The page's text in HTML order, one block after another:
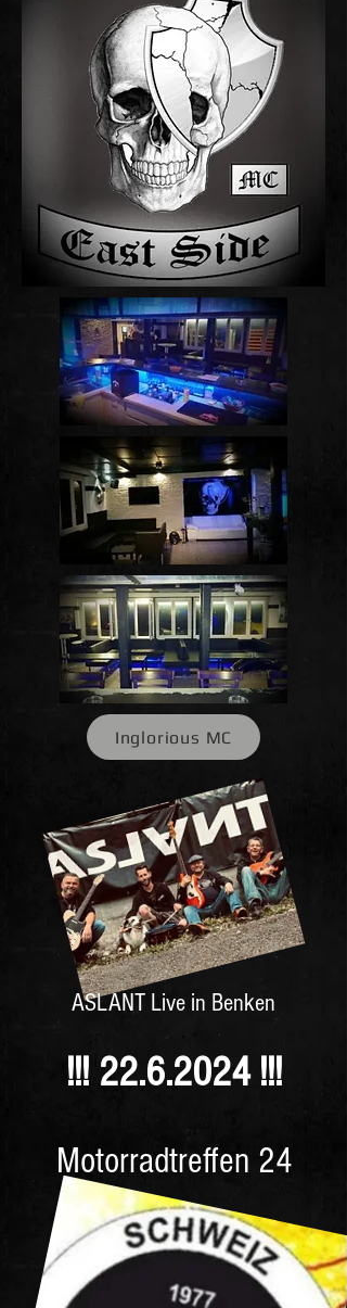
Inglorious MC
ASLANT Live in Benken
!!! 22.6.2024 !!!
Motorradtreffen 24